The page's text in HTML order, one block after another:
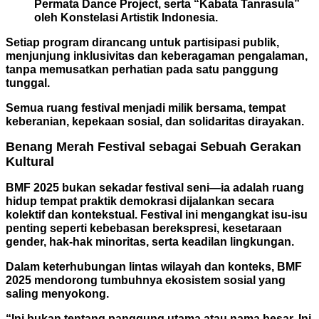
Permata Dance Project, serta “Kabata Tanrasula”
oleh KonstelasiArtistik Indonesia.
Setiap program dirancang untuk partisipasi publik,
menjunjung inklusivitas dan keberagaman pengalaman,
tanpa memusatkan perhatian pada satu panggung
tunggal.
Semua ruang festival menjadi milik bersama, tempat
keberanian, kepekaan sosial, dan solidaritas dirayakan.
Benang Merah Festival sebagai Sebuah Gerakan
Kultural
BMF 2025 bukan sekadar festival seni—ia adalah ruang
hidup tempat praktik demokrasi dijalankan secara
kolektif dan kontekstual. Festival ini mengangkat isu-isu
penting seperti kebebasan berekspresi, kesetaraan
gender, hak-hak minoritas, serta keadilan lingkungan.
Dalam keterhubungan lintas wilayah dan konteks, BMF
2025 mendorong tumbuhnya ekosistem sosial yang
saling menyokong.